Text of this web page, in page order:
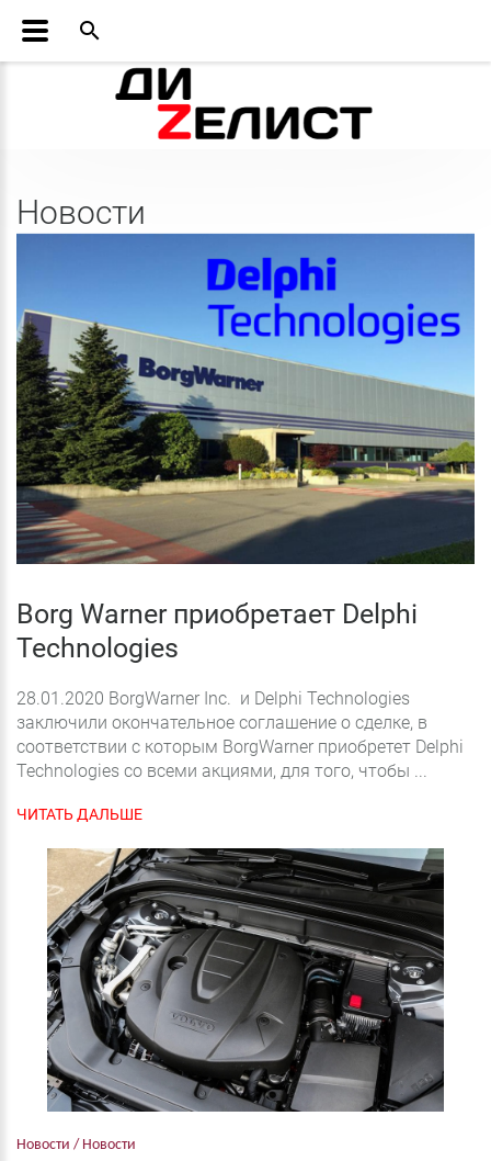
Новости
Borg Warner приобретает Delphi
Technologies
28.01.2020 BorgWarner Inc. и Delphi Technologies
заключили окончательное соглашение о сделке, в
соответствии с которым BorgWarner приобретет Delphi
Technologies со всеми акциями, для того, чтобы ...
ЧИТАТЬ ДАЛЬШЕ
Новости / Новости
search